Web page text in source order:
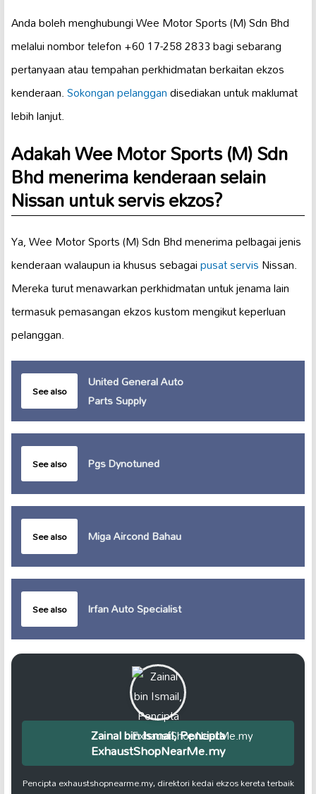
Anda boleh menghubungi Wee Motor Sports (M) Sdn Bhd
melalui nombor telefon +60 17-258 2833 bagi sebarang
pertanyaan atau tempahan perkhidmatan berkaitan ekzos
kenderaan.Sokongan pelanggandisediakan untuk maklumat
lebih lanjut.
Adakah Wee Motor Sports (M) Sdn
Bhd menerima kenderaan selain
Nissan untuk servis ekzos?
Ya, Wee Motor Sports (M) Sdn Bhd menerima pelbagai jenis
kenderaan walaupun ia khusus sebagaipusat servisNissan.
Mereka turut menawarkan perkhidmatan untuk jenama lain
termasuk pemasangan ekzos kustom mengikut keperluan
pelanggan.
See also
United General Auto
Parts Supply
See also Pgs Dynotuned
See also Miga Aircond Bahau
See also Irfan Auto Specialist
Zainal bin Ismail, Pencipta
ExhaustShopNearMe.my
Pencipta exhaustshopnearme.my, direktori kedai ekzos kereta terbaik